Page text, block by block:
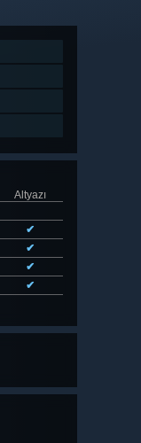
Altyazı
✔
✔
✔
✔